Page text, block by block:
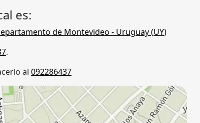
es:
de Montevideo - Uruguay (UY)
.
al 092286437